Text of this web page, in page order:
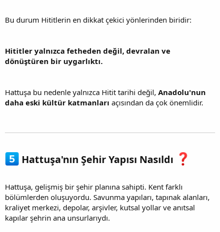
Bu durum Hititlerin en dikkat çekici yönlerinden biridir:
Hititler yalnızca fetheden değil, devralan ve
dönüştüren bir uygarlıktı.
Hattuşa bu nedenle yalnızca Hitit tarihi değil, Anadolu'nun
daha eski kültür katmanları açısından da çok önemlidir.
Hattuşa'nın Şehir Yapısı Nasıldı
Hattuşa, gelişmiş bir şehir planına sahipti. Kent farklı
bölümlerden oluşuyordu. Savunma yapıları, tapınak alanları,
kraliyet merkezi, depolar, arşivler, kutsal yollar ve anıtsal
kapılar şehrin ana unsurlarıydı.